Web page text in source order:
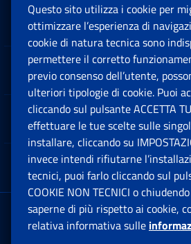
Sedi e Contatti
Software
Note Legali
App mobile
Sede Legale : Via Ciro il
00144 Roma
Questo sito utilizza i cookie per
ottimizzare l’esperienza di
cookie di natura tecnica sono
permettere il corretto
previo consenso dell’utente,
ulteriori tipologie di cookie. Puoi
cliccando sul pulsante ACCETTA
effettuare le tue scelte sulle
installare, cliccando su
invece intendi rifiutarne
tecnici, puoi farlo cliccando sul
COOKIE NON TECNICI o
saperne di più rispetto ai cookie,
relativa informativa sulle